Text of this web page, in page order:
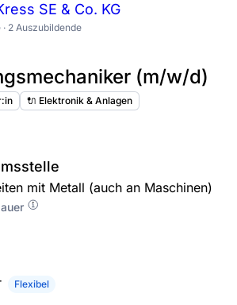
SE & Co. KG
2 Auszubildende
(m/w/d)
🔌 Elektronik & Anlagen
mit Metall (auch an Maschinen)
Flexibel